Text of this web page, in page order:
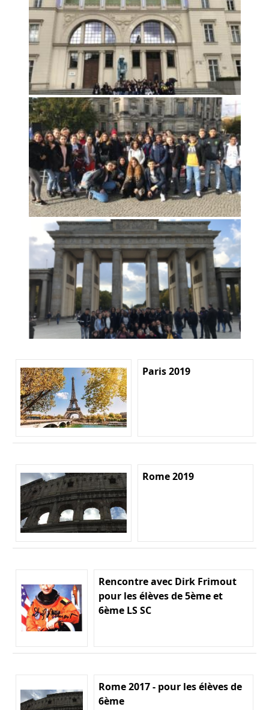
Paris 2019
Rome 2019
Rencontre avec Dirk Frimout
pour les élèves de 5ème et
6ème LS SC
Rome 2017 - pour les élèves de
6ème